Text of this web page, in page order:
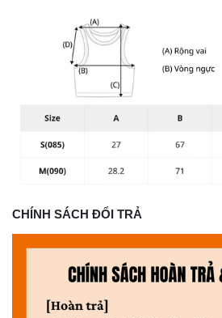
CHÍNH SÁCH ĐỔI TRẢ